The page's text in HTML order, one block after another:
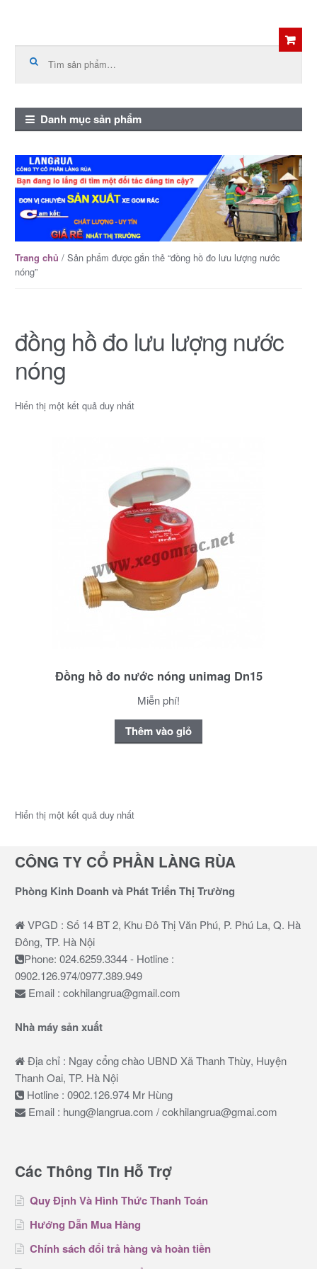
navigation
content
kiếm:
Danh mục sản phẩm
Trang chủ / Sản phẩm được gắn thẻ “đồng hồ đo lưu lượng nước
nóng”
đồng hồ đo lưu lượng nước
nóng
Hiển thị một kết quả duy nhất
Đồng hồ đo nước nóng unimag Dn15
Miễn phí!
Thêm vào giỏ
Hiển thị một kết quả duy nhất
CÔNG TY CỔ PHẦN LÀNG RÙA
Phòng Kinh Doanh và Phát Triển Thị Trường
VPGD : Số 14 BT 2, Khu Đô Thị Văn Phú, P. Phú La, Q. Hà
Đông, TP. Hà Nội
Phone: 024.6259.3344 - Hotline :
0902.126.974/0977.389.949
Email : cokhilangrua@gmail.com
Nhà máy sản xuất
Địa chỉ : Ngay cổng chào UBND Xã Thanh Thùy, Huyện
Thanh Oai, TP. Hà Nội
Hotline : 0902.126.974 Mr Hùng
Email : hung@langrua.com / cokhilangrua@gmai.com
Các Thông Tin Hỗ Trợ
Quy Định Và Hình Thức Thanh Toán
Hướng Dẫn Mua Hàng
Chính sách đổi trả hàng và hoàn tiền